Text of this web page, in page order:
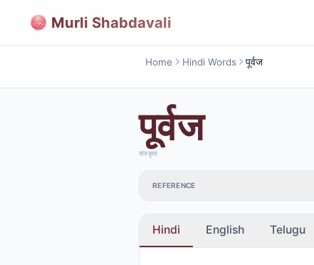
Murli Shabdavali
Home Hindi Words पूर्वज
पूर्वज
संस्कृत
REFERENCE
Hindi English Telugu